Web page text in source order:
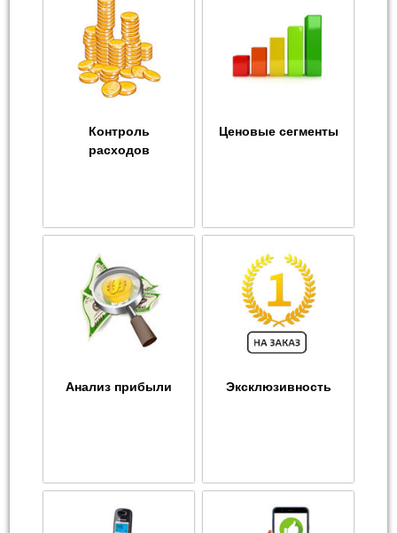
Контроль
расходов
Ценовые сегменты
Анализ прибыли Эксклюзивность